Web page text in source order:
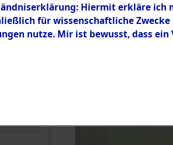
Hiermit erkläre ich
für wissenschaftliche
nutze. Mir ist bewusst, dass